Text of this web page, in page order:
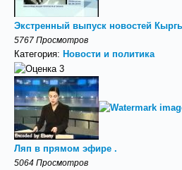
Экстренный выпуск новостей
5767 Просмотров
Категория: Новости и политика
Ляп в прямом эфире .
5064 Просмотров